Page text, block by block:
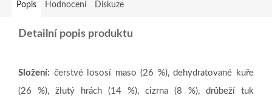
Popis Hodnocení Diskuze
Detailní popis produktu
Složení: čerstvé lososí maso (26 %), dehydratované kuře
(26 %), žlutý hrách (14 %), cizrna (8 %), drůbeží tuk